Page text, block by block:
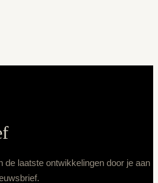
de laatste ontwikkelingen door je aan